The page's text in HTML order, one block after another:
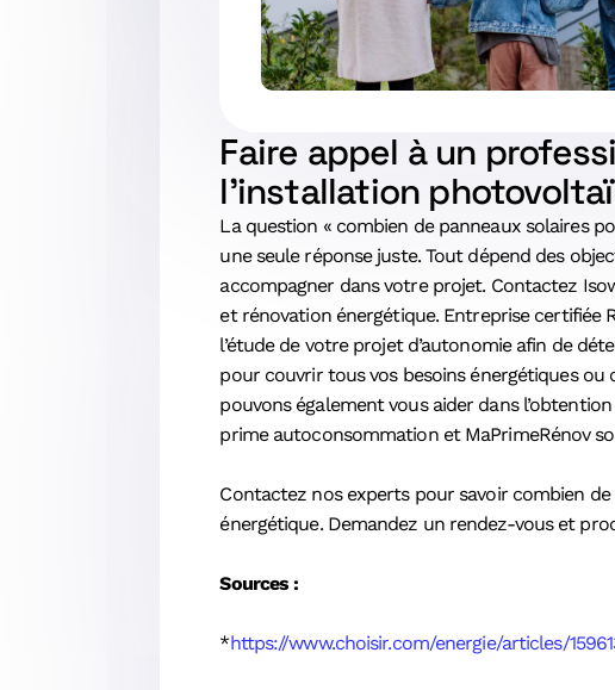
Faire appel à un
l’installation
La question « combien de panneaux solaires
une seule réponse juste. Tout dépend des
accompagner dans votre projet. Contactez
et rénovation énergétique. Entreprise certifiée
l’étude de votre projet d’autonomie afin de
pour couvrir tous vos besoins énergétiques
pouvons également vous aider dans
prime autoconsommation et MaPrimeRénov
Contactez nos experts pour savoir combien
énergétique. Demandez un rendez-vous et
Sources :
*https://www.choisir.com/energie/articles/